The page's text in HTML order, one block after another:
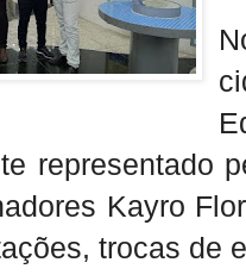
representado
Kayro
trocas de